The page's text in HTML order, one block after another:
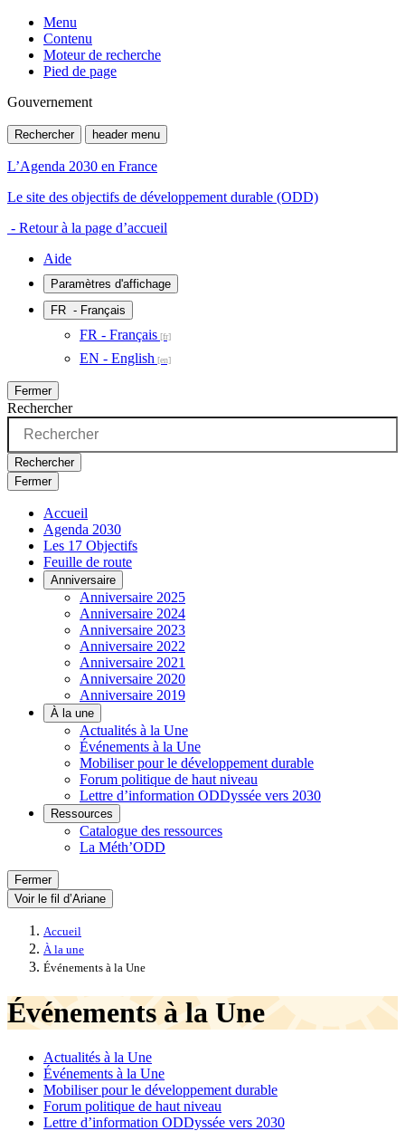
Menu
Contenu
Moteur de recherche
Pied de page
Gouvernement
Rechercher header menu
L’Agenda 2030 en France
Le site des objectifs de développement durable (ODD)
- Retour à la page d’accueil
Aide
Paramètres d'affichage
FR - Français
FR - Français
EN - English
Fermer
Rechercher
Rechercher
Fermer
Accueil
Agenda 2030
Les 17 Objectifs
Feuille de route
Anniversaire
Anniversaire 2025
Anniversaire 2024
Anniversaire 2023
Anniversaire 2022
Anniversaire 2021
Anniversaire 2020
Anniversaire 2019
À la une
Actualités à la Une
Événements à la Une
Mobiliser pour le développement durable
Forum politique de haut niveau
Lettre d’information ODDyssée vers 2030
Ressources
Catalogue des ressources
La Méth’ODD
Fermer
Voir le fil d’Ariane
Accueil
À la une
Événements à la Une
Événements à la Une
Actualités à la Une
Événements à la Une
Mobiliser pour le développement durable
Forum politique de haut niveau
Lettre d’information ODDyssée vers 2030